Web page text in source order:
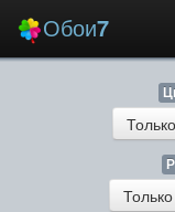
Обои7
Только
Только